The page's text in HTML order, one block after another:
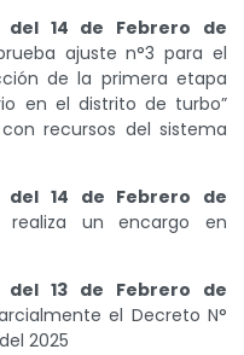
del 14 de Febrero de
ajuste n°3 para el
de la primera etapa
en el distrito de turbo”
con recursos del sistema
del 14 de Febrero de
un encargo en
del 13 de Febrero de
el Decreto N°
2025